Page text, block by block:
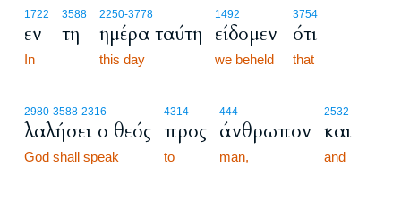
1722
εν
In
3588
τη
2250-3778
ημέρα ταύτη
this day
1492
είδομεν
we beheld
3754
ότι
that
2980-3588-2316
λαλήσει ο θεός
God shall speak
4314
προς
to
444
άνθρωπον
man,
2532
και
and